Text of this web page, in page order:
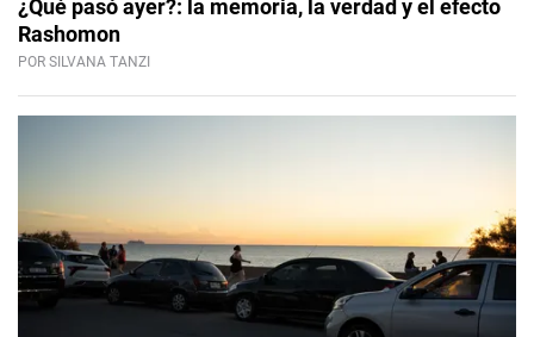
¿Qué pasó ayer?: la memoria, la verdad y el efecto
Rashomon
POR SILVANA TANZI